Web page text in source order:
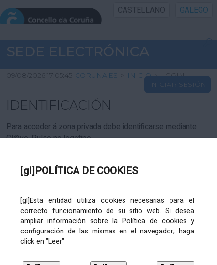
[gl]POLÍTICA DE COOKIES
[gl]Esta entidad utiliza cookies necesarias para el
correcto funcionamiento de su sitio web. Si desea
ampliar información sobre la Política de cookies y
configuración de las mismas en el navegador, haga
click en "Leer"
CASTELLANO GALEGO
INICIO SEDE
INICIO
INFORMACIÓN PÚBLICA
CARTAFOL CIDADÁN
SEDE ELECTRÓNICA
09/08/2026 17:05:45 CORUNA.ES > INICIO > LOGIN
INICIAR SESIÓN
IDENTIFICACIÓN
Para acceder á zona privada debe identificarse mediante
Cl@ve. Pulse no logotipo